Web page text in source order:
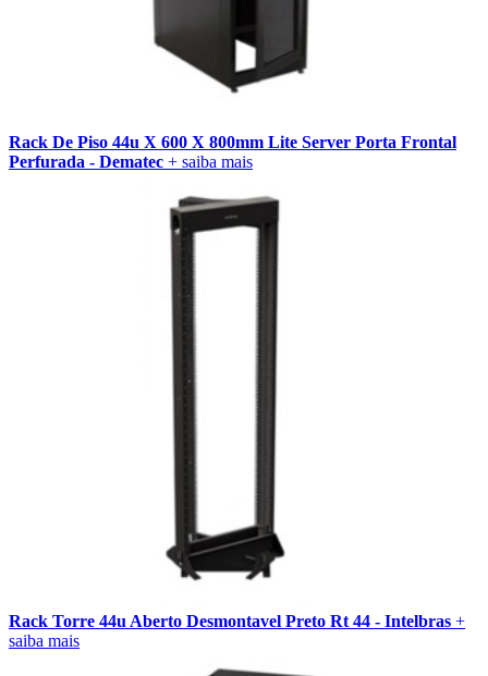
Rack De Piso 44u X 600 X 800mm Lite Server Porta Frontal
Perfurada - Dematec + saiba mais
Rack Torre 44u Aberto Desmontavel Preto Rt 44 - Intelbras +
saiba mais